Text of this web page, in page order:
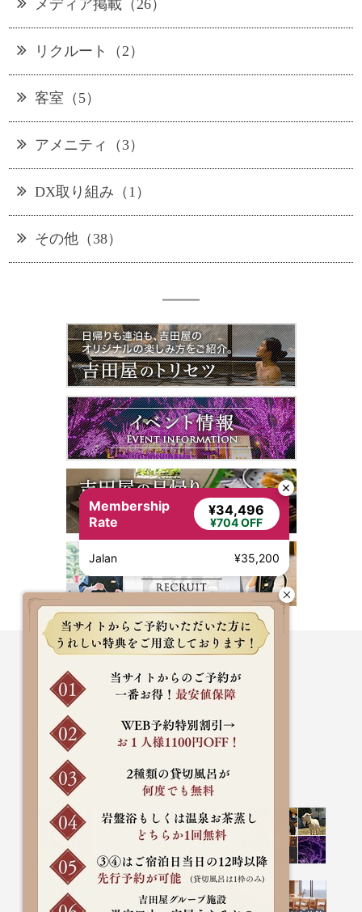
メディア掲載（26）
リクルート（2）
客室（5）
アメニティ（3）
DX取り組み（1）
その他（38）
Membership
Rate
¥34,496
¥704 OFF
Jalan ¥35,200